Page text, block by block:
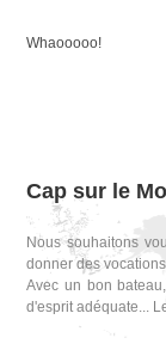
Whaooooo!
Cap sur le
Nous souhaitons
donner des
Avec un bon
d'esprit adéquate...